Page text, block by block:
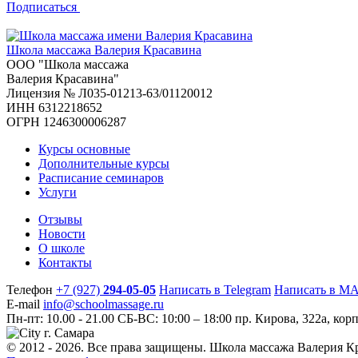
Подписаться
Школа массажа Валерия Красавина
ООО "Школа массажа
Валерия Красавина"
Лицензия № Л035-01213-63/01120012
ИНН 6312218652
ОГРН 1246300006287
Курсы основные
Дополнительные курсы
Расписание семинаров
Услуги
Отзывы
Новости
О школе
Контакты
Телефон +7 (927) 294-05-05 Написать в Telegram Написать в
E-mail info@schoolmassage.ru
Пн-пт: 10.00 - 21.00 СБ-ВС: 10:00 – 18:00 пр. Кирова, 322a,
г. Самара
© 2012 - 2026. Все права защищены. Школа массажа Валерия